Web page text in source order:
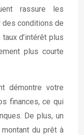
rassure les
des conditions de
d’intérêt plus
plus courte
démontre votre
finances, ce qui
De plus, un
du prêt à